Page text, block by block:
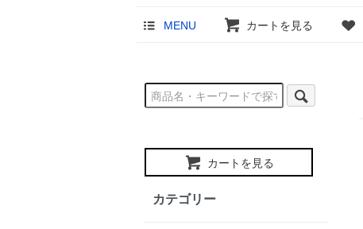
MENU カートを見る
カートを見る
カテゴリー